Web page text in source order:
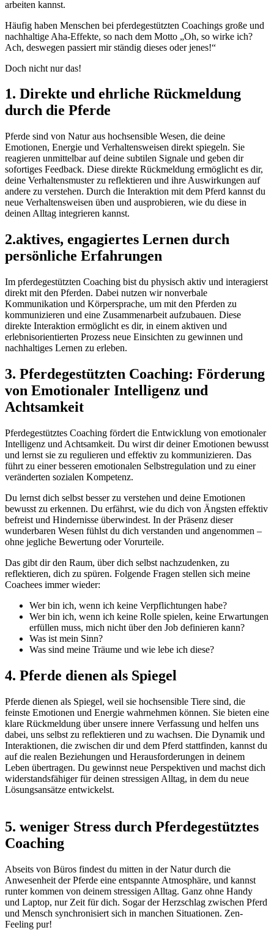
arbeiten kannst.
Häufig haben Menschen bei pferdegestützten Coachings große und
nachhaltige Aha-Effekte, so nach dem Motto „Oh, so wirke ich?
Ach, deswegen passiert mir ständig dieses oder jenes!“
Doch nicht nur das!
1. Direkte und ehrliche Rückmeldung
durch die Pferde
Pferde sind von Natur aus hochsensible Wesen, die deine
Emotionen, Energie und Verhaltensweisen direkt spiegeln. Sie
reagieren unmittelbar auf deine subtilen Signale und geben dir
sofortiges Feedback. Diese direkte Rückmeldung ermöglicht es dir,
deine Verhaltensmuster zu reflektieren und ihre Auswirkungen auf
andere zu verstehen. Durch die Interaktion mit dem Pferd kannst du
neue Verhaltensweisen üben und ausprobieren, wie du diese in
deinen Alltag integrieren kannst.
2.aktives, engagiertes Lernen durch
persönliche Erfahrungen
Im pferdegestützten Coaching bist du physisch aktiv und interagierst
direkt mit den Pferden. Dabei nutzen wir nonverbale
Kommunikation und Körpersprache, um mit den Pferden zu
kommunizieren und eine Zusammenarbeit aufzubauen. Diese
direkte Interaktion ermöglicht es dir, in einem aktiven und
erlebnisorientierten Prozess neue Einsichten zu gewinnen und
nachhaltiges Lernen zu erleben.
3. Pferdegestützten Coaching​: Förderung
von Emotionaler Intelligenz und
Achtsamkeit
Pferdegestütztes Coaching fördert die Entwicklung von emotionaler
Intelligenz und Achtsamkeit. Du wirst dir deiner Emotionen bewusst
und lernst sie zu regulieren und effektiv zu kommunizieren. Das
führt zu einer besseren emotionalen Selbstregulation und zu einer
veränderten sozialen Kompetenz.
Du lernst dich selbst besser zu verstehen und deine Emotionen
bewusst zu erkennen. Du erfährst, wie du dich von Ängsten effektiv
befreist und Hindernisse überwindest. In der Präsenz dieser
wunderbaren Wesen fühlst du dich verstanden und angenommen –
ohne jegliche Bewertung oder Vorurteile.
Das gibt dir den Raum, über dich selbst nachzudenken, zu
reflektieren, dich zu spüren. Folgende Fragen stellen sich meine
Coachees immer wieder:
Wer bin ich, wenn ich keine Verpflichtungen habe?
Wer bin ich, wenn ich keine Rolle spielen, keine Erwartungen
erfüllen muss, mich nicht über den Job definieren kann?
Was ist mein Sinn?
Was sind meine Träume und wie lebe ich diese?
4. Pferde dienen als Spiegel
Pferde dienen als Spiegel, weil sie hochsensible Tiere sind, die
feinste Emotionen und Energie wahrnehmen können. Sie bieten eine
klare Rückmeldung über unsere innere Verfassung und helfen uns
dabei, uns selbst zu reflektieren und zu wachsen. Die Dynamik und
Interaktionen, die zwischen dir und dem Pferd stattfinden, kannst du
auf die realen Beziehungen und Herausforderungen in deinem
Leben übertragen. Du gewinnst neue Perspektiven und machst dich
widerstandsfähiger für deinen stressigen Alltag, in dem du neue
Lösungsansätze entwickelst.
5. weniger Stress durch Pferdegestütztes
Coaching
Abseits von Büros findest du mitten in der Natur durch die
Anwesenheit der Pferde eine entspannte Atmosphäre, und kannst
runter kommen von deinem stressigen Alltag. Ganz ohne Handy
und Laptop, nur Zeit für dich. Sogar der Herzschlag zwischen Pferd
und Mensch synchronisiert sich in manchen Situationen. Zen-
Feeling pur!